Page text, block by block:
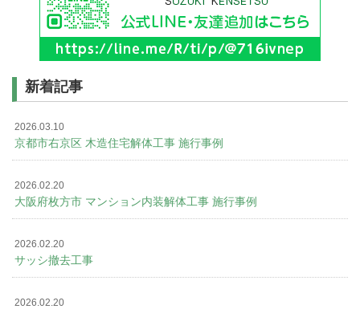
新着記事
2026.03.10
京都市右京区 木造住宅解体工事 施行事例
2026.02.20
大阪府枚方市 マンション内装解体工事 施行事例
2026.02.20
サッシ撤去工事
2026.02.20